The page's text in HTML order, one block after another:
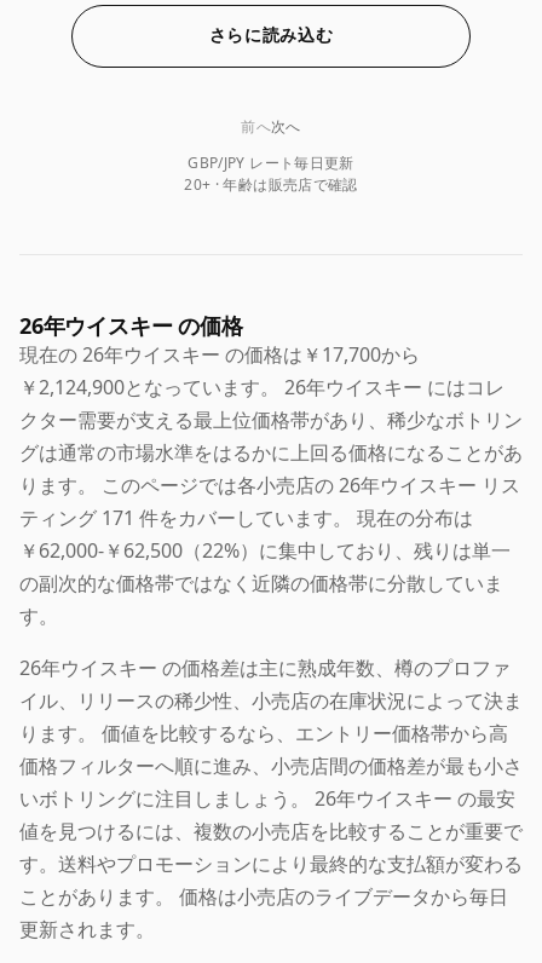
さらに読み込む
GBP/JPY レート毎日更新
20+ · 年齢は販売店で確認
前へ次へ
26年ウイスキー の価格
現在の 26年ウイスキー の価格は￥17,700から
￥2,124,900となっています。 26年ウイスキー にはコレ
クター需要が支える最上位価格帯があり、稀少なボトリン
グは通常の市場水準をはるかに上回る価格になることがあ
ります。 このページでは各小売店の 26年ウイスキー リス
ティング 171 件をカバーしています。 現在の分布は
￥62,000-￥62,500（22%）に集中しており、残りは単一
の副次的な価格帯ではなく近隣の価格帯に分散していま
す。
26年ウイスキー の価格差は主に熟成年数、樽のプロファ
イル、リリースの稀少性、小売店の在庫状況によって決ま
ります。 価値を比較するなら、エントリー価格帯から高
価格フィルターへ順に進み、小売店間の価格差が最も小さ
いボトリングに注目しましょう。 26年ウイスキー の最安
値を見つけるには、複数の小売店を比較することが重要で
す。送料やプロモーションにより最終的な支払額が変わる
ことがあります。 価格は小売店のライブデータから毎日
更新されます。